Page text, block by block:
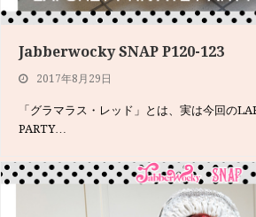
Jabberwocky SNAP P120-123
2017年8月29日
「グラマラス・レッド」とは、実は今回の
PARTY…
We’re Jabberwocky Models!P031
2017年7月6日
撮影前に、ヘアを梳いてきたゆらちゃん。今
スロリになりました…